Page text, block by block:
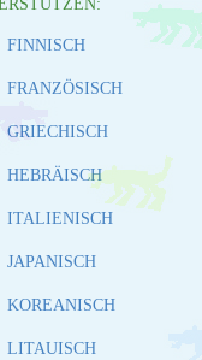
FINNISCH
FRANZÖSISCH
GRIECHISCH
HEBRÄISCH
ITALIENISCH
JAPANISCH
KOREANISCH
LITAUISCH